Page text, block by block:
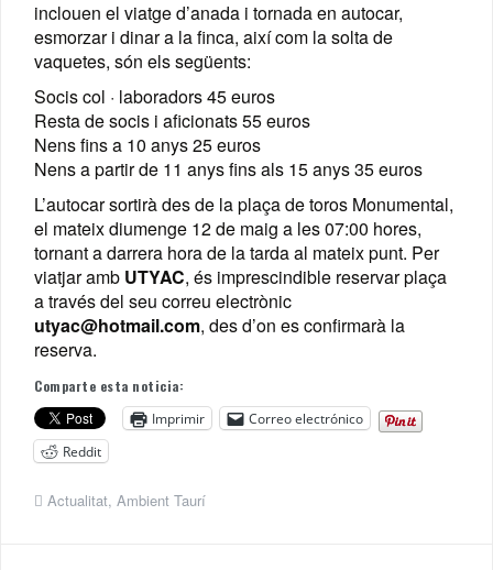
inclouen el viatge d’anada i tornada en autocar,
esmorzar i dinar a la finca, així com la solta de
vaquetes, són els següents:
Socis col · laboradors 45 euros
Resta de socis i aficionats 55 euros
Nens fins a 10 anys 25 euros
Nens a partir de 11 anys fins als 15 anys 35 euros
L’autocar sortirà des de la plaça de toros Monumental,
el mateix diumenge 12 de maig a les 07:00 hores,
tornant a darrera hora de la tarda al mateix punt. Per
viatjar amb UTYAC, és imprescindible reservar plaça
a través del seu correu electrònic
utyac@hotmail.com, des d’on es confirmarà la
reserva.
Comparte esta noticia:
Imprimir
Correo electrónico
Reddit
Actualitat, Ambient Taurí